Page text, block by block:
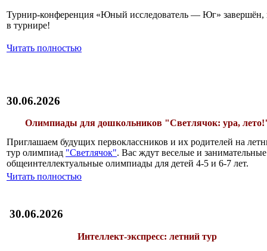
Турнир-конференция «Юный исследователь — Юг» завершён,
в турнире!
Читать полностью
30.06.2026
Олимпиады для дошкольников "Светлячок: ура,
Приглашаем будущих первоклассников и их родителей на
тур олимпиад "Светлячок". Вас ждут веселые и занимательные
общеинтеллектуальные олимпиады для детей 4-5 и 6-7 лет.
Читать полностью
30.06.2026
Интеллект-экспресс: летний тур